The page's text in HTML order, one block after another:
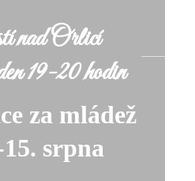
nad Orlicí
19-20 hodin
za mládež
15. srpna